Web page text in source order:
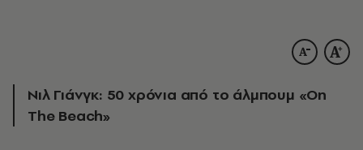
Νιλ Γιάνγκ: 50 χρόνια από το άλμπουμ «On
The Beach»